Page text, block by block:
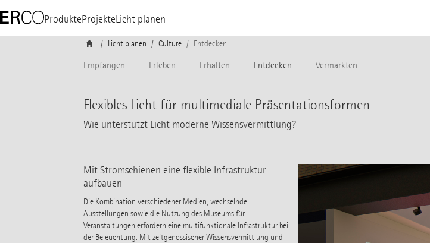
ProdukteProjekteLicht planen
Licht planen Culture Entdecken
Empfangen Erleben Erhalten Entdecken Vermarkten
Flexibles Licht für multimediale Präsentationsformen
Wie unterstützt Licht moderne Wissensvermittlung?
Mit Stromschienen eine flexible Infrastruktur
aufbauen
Die Kombination verschiedener Medien, wechselnde
Ausstellungen sowie die Nutzung des Museums für
Veranstaltungen erfordern eine multifunktionale Infrastruktur bei
der Beleuchtung. Mit zeitgenössischer Wissensvermittlung und